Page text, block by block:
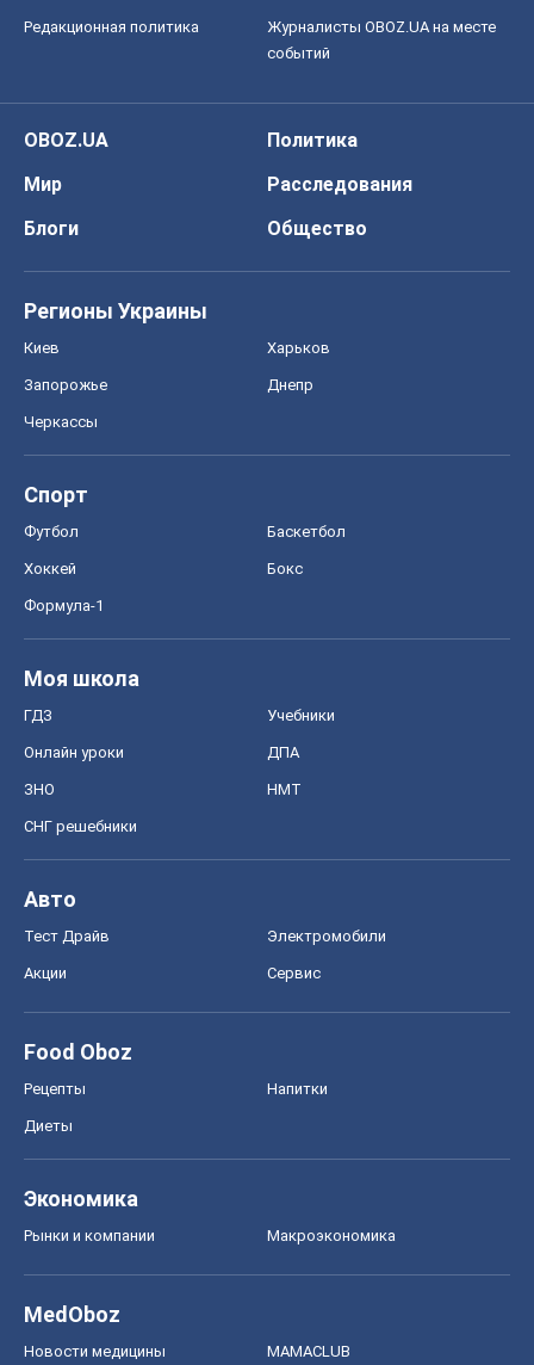
Редакционная политика
Журналисты OBOZ.UA на месте
событий
OBOZ.UA
Политика
Мир
Расследования
Блоги
Общество
Регионы Украины
Киев Харьков
Запорожье Днепр
Черкассы
Спорт
Футбол Баскетбол
Хоккей Бокс
Формула-1
Моя школа
ГДЗ Учебники
Онлайн уроки ДПА
ЗНО НМТ
СНГ решебники
Авто
Тест Драйв Электромобили
Акции Сервис
Food Oboz
Рецепты Напитки
Диеты
Экономика
Рынки и компании Mакроэкономика
MedOboz
Новости медицины MAMACLUB